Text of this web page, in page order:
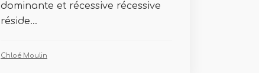
dominante et récessive récessive
réside...
Chloé Moulin